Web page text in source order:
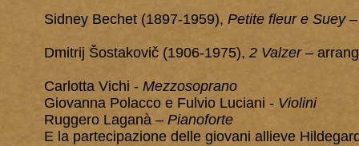
Sidney Bechet (1897-1959), Petite fleur e Suey–
Dmitrij Šostakovič (1906-1975), 2 Valzer–
Carlotta Vichi - Mezzosoprano
Giovanna Polacco e Fulvio Luciani - Violini
Ruggero Laganà – Pianoforte
E la partecipazione delle giovani allieve